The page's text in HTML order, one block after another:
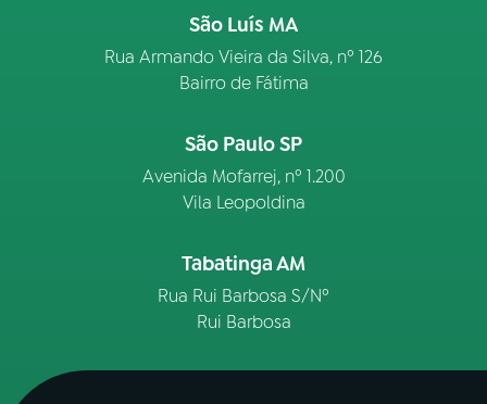
São Luís MA
Rua Armando Vieira da Silva, nº 126
Bairro de Fátima
São Paulo SP
Avenida Mofarrej, nº 1.200
Vila Leopoldina
Tabatinga AM
Rua Rui Barbosa S/Nº
Rui Barbosa